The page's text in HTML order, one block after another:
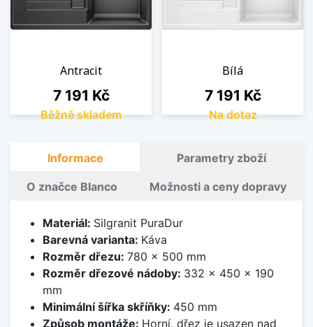
Antracit
Cena
7 191 Kč
Běžně skladem
Bílá
Cena
7 191 Kč
Na dotaz
Informace Parametry zboží
O značce Blanco Možnosti a ceny dopravy
Materiál: Silgranit PuraDur
Barevná varianta: Káva
Rozměr dřezu: 780 x 500 mm
Rozměr dřezové nádoby: 332 x 450 x 190
mm
Minimální šířka skříňky: 450 mm
Způsob montáže: Horní, dřez je usazen nad